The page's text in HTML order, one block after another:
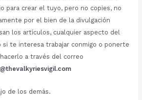
para crear el tuyo, pero no copies, no
por el bien de la divulgación
los artículos, cualquier aspecto del
si te interesa trabajar conmigo o ponerte
a través del correo
de los demás.